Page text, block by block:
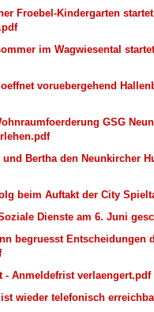
Froebel-Kindergarten
im Wagwiesental
voruebergehend
GSG
Bertha den Neunkircher
beim Auftakt der City
Dienste am 6. Juni
begruesst Entscheidungen
- Anmeldefrist verlaengert.pdf
wieder telefonisch